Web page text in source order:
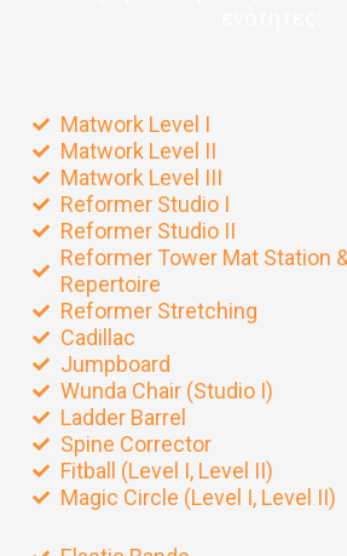
Matwork Level I
Matwork Level II
Matwork Level III
Reformer Studio I
Reformer Studio II
Reformer Tower Mat Station
Repertoire
Reformer Stretching
Cadillac
Jumpboard
Wunda Chair (Studio I)
Ladder Barrel
Spine Corrector
Fitball (Level I, Level II)
Magic Circle (Level I, Level II)